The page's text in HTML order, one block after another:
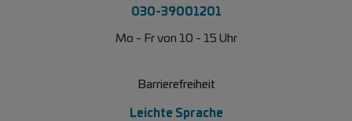
030-39001201
Mo - Fr von 10 - 15 Uhr
Barrierefreiheit
Leichte Sprache